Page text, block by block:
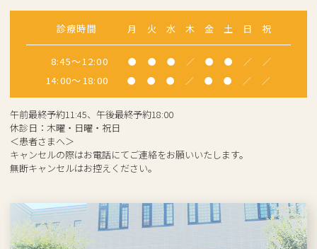
診療時間 月 火 水 木 金 土 日 祝
8:45～12:00 ● ● ● ／ ● ● ／ ／
14:00～18:00 ● ● ● ／ ● ● ／ ／
午前最終予約11:45、午後最終予約18:00
休診日：木曜・日曜・祝日
＜患者さまへ＞
キャンセルの際はお電話にてご連絡をお願いいたします。
無断キャンセルはお控えください。